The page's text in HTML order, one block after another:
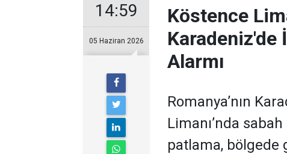
14:59
05 Haziran 2026
Köstence
Karadeniz'de
Alarmı
Romanya’nın
Limanı’nda
patlama, bölgede